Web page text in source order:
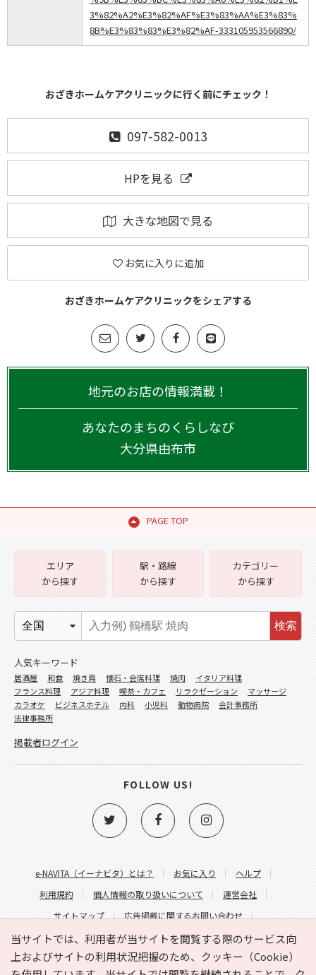
3%82%A2%E3%82%AF%E3%83%AA%E3%83%
8B%E3%83%83%E3%82%AF-333105953566890/
おざきホームケアクリニックに行く前にチェック！
097-582-0013
HPを見る
大きな地図で見る
お気に入りに追加
おざきホームケアクリニックをシェアする
地元のお店の情報満載！
あなたのまちのくらしなび
大分県由布市
PAGE TOP
当サイトでは、利用者が当サイトを閲覧する際のサービス向
上およびサイトの利用状況把握のため、クッキー（Cookie）
e-NAVITA（イーナビタ）とは？ お気に入り
ヘルプ
利用規約
個人情報の取り扱いについて
運営会社
サイトマップ
広告掲載に関するお問い合わせ
サイトの内容に関するお問い合わせ
エリア
から探す
駅・路線
から探す
カテゴリー
から探す
検索
人気キーワード
居酒屋 和食 焼き鳥 懐石・会席料理 焼肉
イタリア料理
フランス料理
アジア料理 喫茶・カフェ リラクゼーション
マッサージ
カラオケ
ビジネスホテル 内科 小児科 動物病院
会計事務所
法律事務所
掲載者ログイン
FOLLOW US!